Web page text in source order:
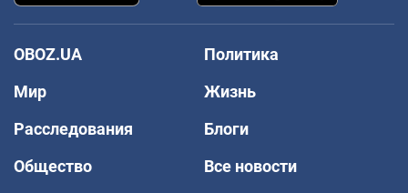
OBOZ.UA
Политика
Мир
Жизнь
Расследования
Блоги
Общество
Все новости